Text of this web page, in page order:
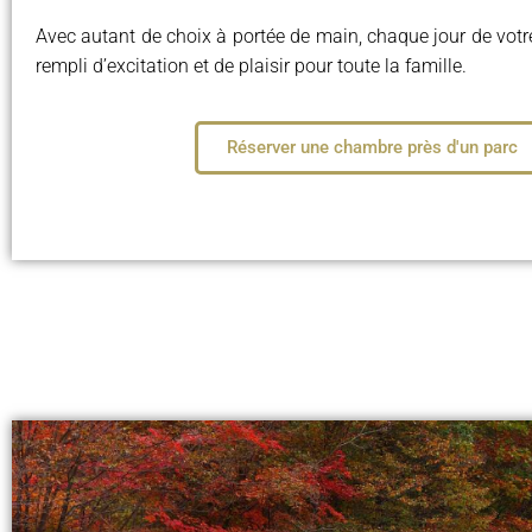
Avec autant de choix à portée de main, chaque jour de
rempli d’excitation et de plaisir pour toute la famille.
Réserver une chambre près d'un parc